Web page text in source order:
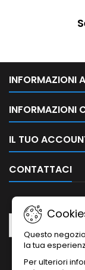
INFORMAZIONI
INFORMAZIONI
IL TUO
CONTATTACI
Questo
la tua
Per ulteriori